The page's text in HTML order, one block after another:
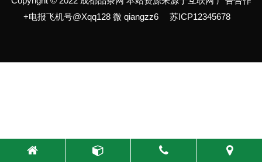
+电报飞机号@Xqq128 微 qiangzz6
苏ICP12345678